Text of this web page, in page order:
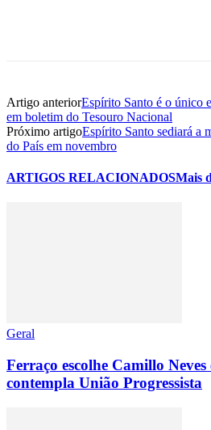
Artigo anteriorEspírito Santo é o único
em boletim do Tesouro Nacional
Próximo artigoEspírito Santo sediará a
do País em novembro
ARTIGOS RELACIONADOSMais
Geral
Ferraço escolhe Camillo Neves
contempla União Progressista